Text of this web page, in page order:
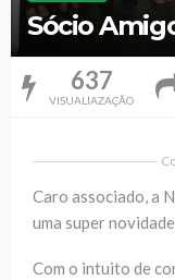
Sócio
637
VISUALIAZAÇÃO
Caro associado, a
uma super
Com o intuito de